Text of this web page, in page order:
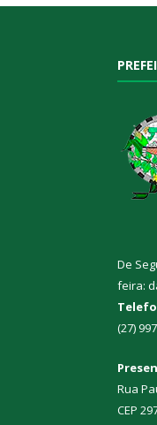
De
feira:
(27)
Rua
CEP